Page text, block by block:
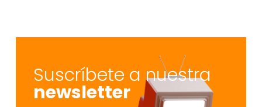
Suscríbete a nuestra
newsletter